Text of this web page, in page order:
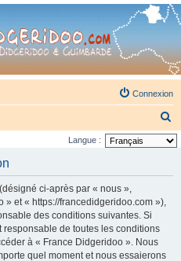
- retrouvez la communauté.
Connexion
e
h
Langue :
ci-après par « nous »,
» et « https://francedidgeridoo.com »),
des conditions suivantes. Si
responsable de toutes les conditions
à « France Didgeridoo ». Nous
quel moment et nous essaierons